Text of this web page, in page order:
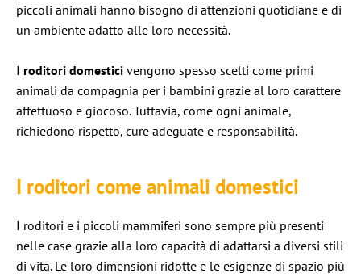
piccoli animali hanno bisogno di attenzioni quotidiane e di
un ambiente adatto alle loro necessità.
I roditori domestici vengono spesso scelti come primi
animali da compagnia per i bambini grazie al loro carattere
affettuoso e giocoso. Tuttavia, come ogni animale,
richiedono rispetto, cure adeguate e responsabilità.
I roditori come animali domestici
I roditori e i piccoli mammiferi sono sempre più presenti
nelle case grazie alla loro capacità di adattarsi a diversi stili
di vita. Le loro dimensioni ridotte e le esigenze di spazio più